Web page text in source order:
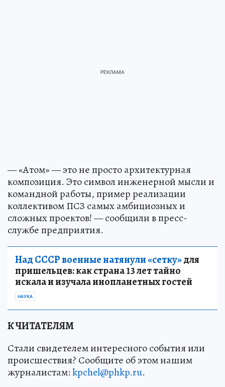
— «Атом» — это не просто архитектурная
композиция. Это символ инженерной мысли и
командной работы, пример реализации
коллективом ПСЗ самых амбициозных и
сложных проектов! — сообщили в пресс-
службе предприятия.
Над СССР военные натянули «сетку»для
пришельцев: как страна 13 лет тайно
искала и изучала инопланетных гостей
НАУКА
К ЧИТАТЕЛЯМ
Стали свидетелем интересного события или
происшествия? Сообщите об этом нашим
журналистам:kpchel@phkp.ru.